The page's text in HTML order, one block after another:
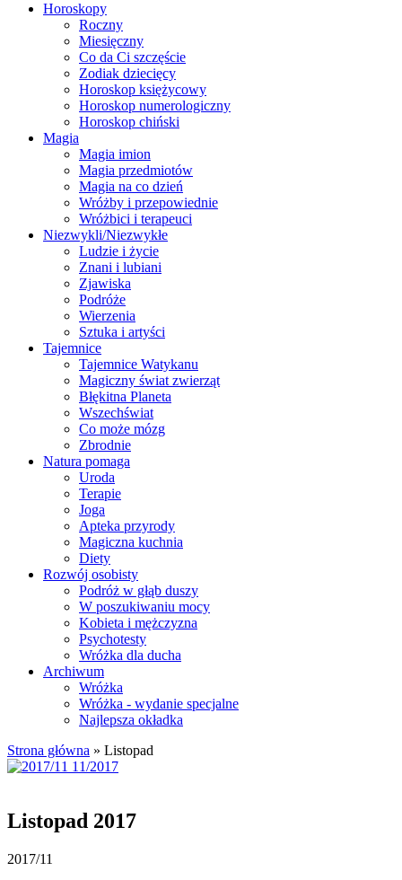
Horoskopy
Roczny
Miesięczny
Co da Ci szczęście
Zodiak dziecięcy
Horoskop księżycowy
Horoskop numerologiczny
Horoskop chiński
Magia
Magia imion
Magia przedmiotów
Magia na co dzień
Wróżby i przepowiednie
Wróżbici i terapeuci
Niezwykli/Niezwykłe
Ludzie i życie
Znani i lubiani
Zjawiska
Podróże
Wierzenia
Sztuka i artyści
Tajemnice
Tajemnice Watykanu
Magiczny świat zwierząt
Błękitna Planeta
Wszechświat
Co może mózg
Zbrodnie
Natura pomaga
Uroda
Terapie
Joga
Apteka przyrody
Magiczna kuchnia
Diety
Rozwój osobisty
Podróż w głąb duszy
W poszukiwaniu mocy
Kobieta i mężczyzna
Psychotesty
Wróżka dla ducha
Archiwum
Wróżka
Wróżka - wydanie specjalne
Najlepsza okładka
Strona główna » Listopad
Listopad 2017
2017/11